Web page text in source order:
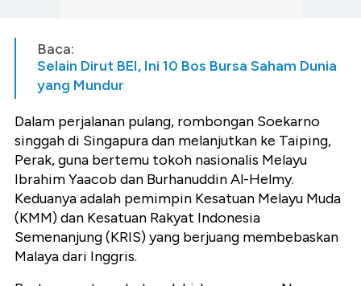
Baca:
Selain Dirut BEI, Ini 10 Bos Bursa Saham Dunia
yang Mundur
Dalam perjalanan pulang, rombongan Soekarno
singgah di Singapura dan melanjutkan ke Taiping,
Perak, guna bertemu tokoh nasionalis Melayu
Ibrahim Yaacob dan Burhanuddin Al-Helmy.
Keduanya adalah pemimpin Kesatuan Melayu Muda
(KMM) dan Kesatuan Rakyat Indonesia
Semenanjung (KRIS) yang berjuang membebaskan
Malaya dari Inggris.